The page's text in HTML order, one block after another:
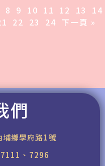
8 9 10 11 12 13
14
22 23 24 下一頁 »
們
鄉學府路1號
、7296